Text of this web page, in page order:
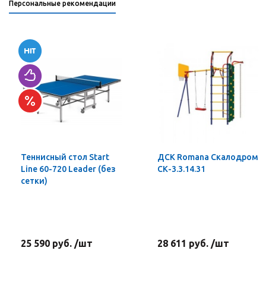
Персональные рекомендации
Теннисный стол Start
Line 60-720 Leader (без
сетки)
25 590 руб. /шт
ДСК Romana Скалодром
СК-3.3.14.31
28 611 руб. /шт